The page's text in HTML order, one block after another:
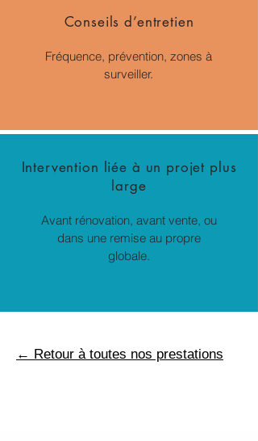
Conseils d’entretien
Fréquence, prévention, zones à
surveiller.
Intervention liée à un projet plus
large
Avant rénovation, avant vente, ou
dans une remise au propre
globale.
← Retour à toutes nos prestations